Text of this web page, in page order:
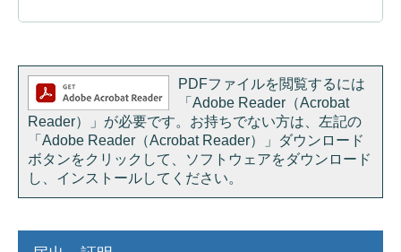
PDFファイルを閲覧するには
「Adobe Reader（Acrobat
Reader）」が必要です。お持ちでない方は、左記の
「Adobe Reader（Acrobat Reader）」ダウンロード
ボタンをクリックして、ソフトウェアをダウンロード
し、インストールしてください。